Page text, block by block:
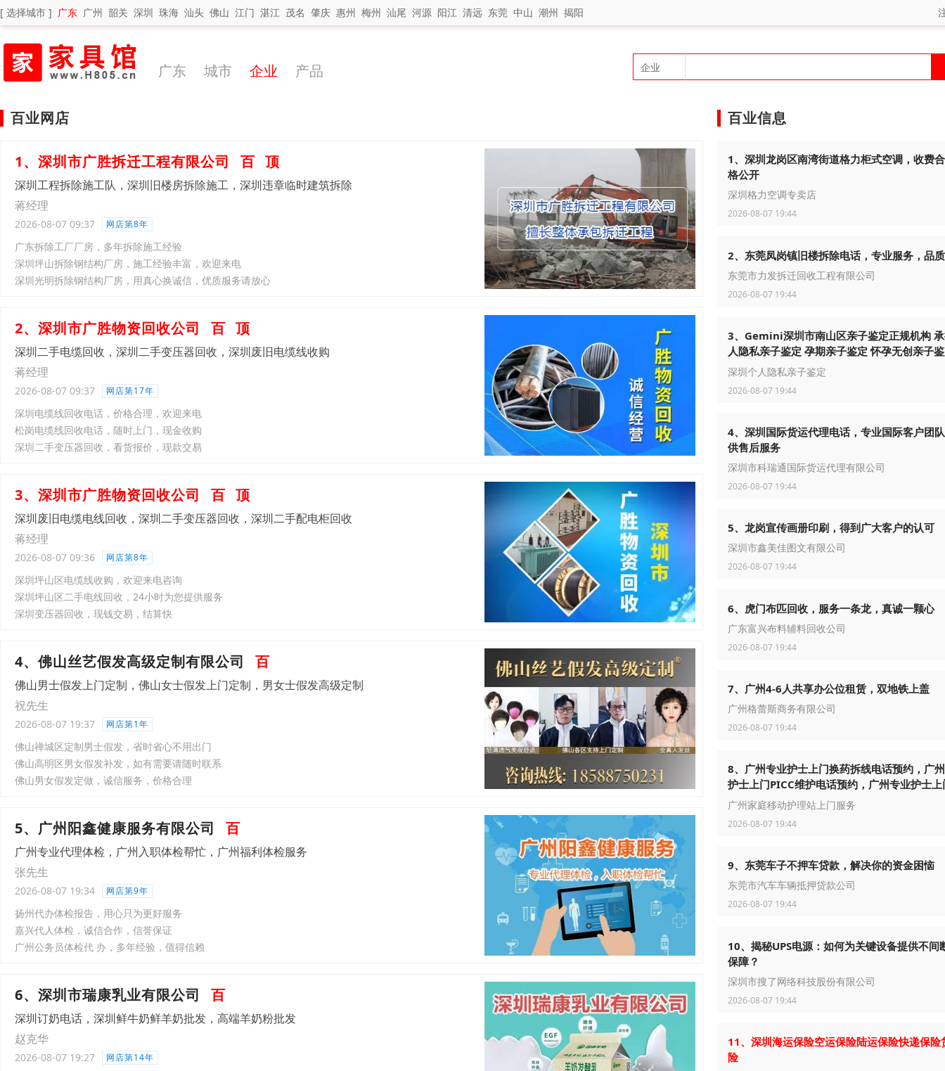
[ 选择城市 ] 广东 广州 韶关 深圳 珠海 汕头 佛山 江门 湛江 茂名 肇庆 惠州 梅州 汕尾 河源 阳江 清远 东莞 中山 潮州 揭阳
广东 城市 企业 产品
百业网店
1、深圳市广胜拆迁工程有限公司 百 顶
深圳工程拆除施工队，深圳旧楼房拆除施工，深圳违章临时建筑拆除
蒋经理
2026-08-07 09:37 网店第8年
广东拆除工厂厂房，多年拆除施工经验
深圳坪山拆除钢结构厂房，施工经验丰富，欢迎来电
深圳光明拆除钢结构厂房，用真心换诚信，优质服务请放心
2、深圳市广胜物资回收公司 百 顶
深圳二手电缆回收，深圳二手变压器回收，深圳废旧电缆线收购
蒋经理
2026-08-07 09:37 网店第17年
深圳电缆线回收电话，价格合理，欢迎来电
松岗电缆线回收电话，随时上门，现金收购
深圳二手变压器回收，看货报价，现款交易
3、深圳市广胜物资回收公司 百 顶
深圳废旧电缆电线回收，深圳二手变压器回收，深圳二手配电柜回收
蒋经理
2026-08-07 09:36 网店第8年
深圳坪山区电缆线收购，欢迎来电咨询
深圳坪山区二手电线回收，24小时为您提供服务
深圳变压器回收，现钱交易，结算快
4、佛山丝艺假发高级定制有限公司 百
佛山男士假发上门定制，佛山女士假发上门定制，男女士假发高级定制
祝先生
2026-08-07 19:37 网店第1年
佛山禅城区定制男士假发，省时省心不用出门
佛山高明区男女假发补发，如有需要请随时联系
佛山男女假发定做，诚信服务，价格合理
5、广州阳鑫健康服务有限公司 百
广州专业代理体检，广州入职体检帮忙，广州福利体检服务
张先生
2026-08-07 19:34 网店第9年
扬州代办体检报告，用心只为更好服务
嘉兴代人体检，诚信合作，信誉保证
广州公务员体检代 办，多年经验，值得信赖
6、深圳市瑞康乳业有限公司 百
深圳订奶电话，深圳鲜牛奶鲜羊奶批发，高端羊奶粉批发
赵克华
2026-08-07 19:27 网店第14年
百业信息
1、深圳龙岗区南湾街道格力柜式空调，收费
格公开
深圳格力空调专卖店
2026-08-07 19:44
2、东莞凤岗镇旧楼拆除电话，专业服务，品
东莞市力发拆迁回收工程有限公司
2026-08-07 19:44
3、Gemini深圳市南山区亲子鉴定正规机构
人隐私亲子鉴定 孕期亲子鉴定 怀孕无创亲子
鉴定结果负责
深圳个人隐私亲子鉴定
2026-08-07 19:44
4、深圳国际货运代理电话，专业国际客户团
供售后服务
深圳市科瑞通国际货运代理有限公司
2026-08-07 19:44
5、龙岗宣传画册印刷，得到广大客户的认可
深圳市鑫美佳图文有限公司
2026-08-07 19:44
6、虎门布匹回收，服务一条龙，真诚一颗心
广东富兴布料辅料回收公司
2026-08-07 19:44
7、广州4-6人共享办公位租赁，双地铁上盖
广州格蕾斯商务有限公司
2026-08-07 19:44
8、广州专业护士上门换药拆线电话预约，广
护士上门PICC维护电话预约，广州专业护士
港维护电话预约
广州家庭移动护理站上门服务
2026-08-07 19:44
9、东莞车子不押车贷款，解决你的资金困恼
东莞市汽车车辆抵押贷款公司
2026-08-07 19:44
10、揭秘UPS电源：如何为关键设备提供不间
保障？
深圳市搜了网络科技股份有限公司
2026-08-07 19:44
11、深圳海运保险空运保险陆运保险快递保险
险